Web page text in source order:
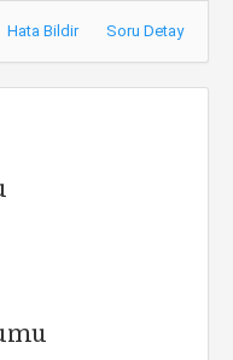
Hata Bildir Soru Detay